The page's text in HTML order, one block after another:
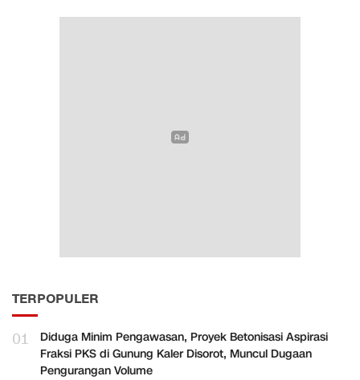
TERPOPULER
01
Diduga Minim Pengawasan, Proyek Betonisasi Aspirasi
Fraksi PKS di Gunung Kaler Disorot, Muncul Dugaan
Pengurangan Volume